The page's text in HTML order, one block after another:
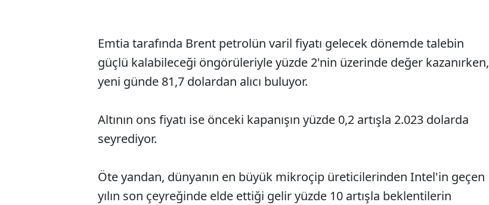
Emtia tarafında Brent petrolün varil fiyatı gelecek dönemde talebin
güçlü kalabileceği öngörüleriyle yüzde 2'nin üzerinde değer kazanırken,
yeni günde 81,7 dolardan alıcı buluyor.
Altının ons fiyatı ise önceki kapanışın yüzde 0,2 artışla 2.023 dolarda
seyrediyor.
Öte yandan, dünyanın en büyük mikroçip üreticilerinden Intel'in geçen
yılın son çeyreğinde elde ettiği gelir yüzde 10 artışla beklentilerin